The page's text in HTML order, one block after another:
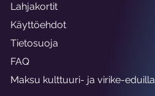
Lahjakortit
Käyttöehdot
Tietosuoja
FAQ
Maksu kulttuuri- ja virike-eduilla